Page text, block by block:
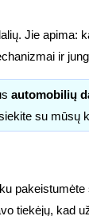
Jie
ir
automobilių
su mūsų
tiekėjų, kad